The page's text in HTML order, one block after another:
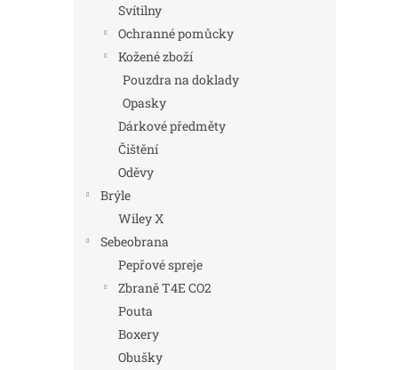
Svítilny
Ochranné pomůcky
Kožené zboží
Pouzdra na doklady
Opasky
Dárkové předměty
Čištění
Oděvy
Brýle
Wiley X
Sebeobrana
Pepřové spreje
Zbraně T4E CO2
Pouta
Boxery
Obušky